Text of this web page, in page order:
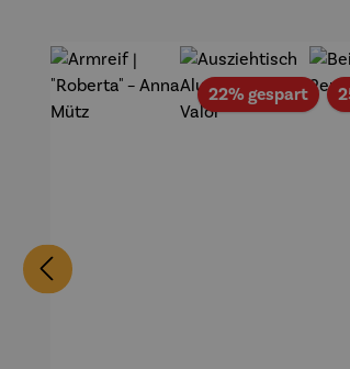
rei
22% gespart